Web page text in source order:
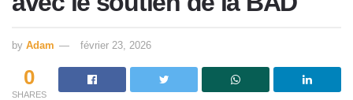
by Adam février 23, 2026
0
SHARES